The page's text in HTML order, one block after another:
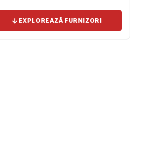
EXPLOREAZĂ FURNIZORI